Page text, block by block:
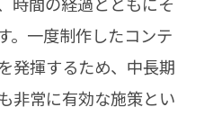
。一度制作したコンテ
発揮するため、中長期
非常に有効な施策とい